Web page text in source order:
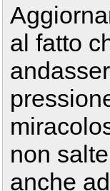
al fatto
non
anche